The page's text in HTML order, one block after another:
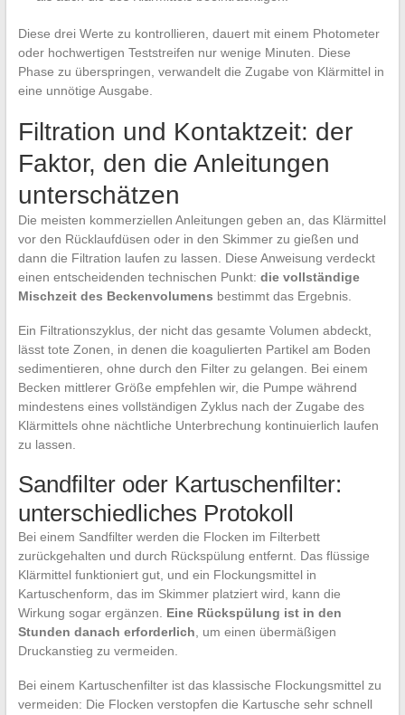
Diese drei Werte zu kontrollieren, dauert mit einem Photometer
oder hochwertigen Teststreifen nur wenige Minuten. Diese
Phase zu überspringen, verwandelt die Zugabe von Klärmittel in
eine unnötige Ausgabe.
Filtration und Kontaktzeit: der
Faktor, den die Anleitungen
unterschätzen
Die meisten kommerziellen Anleitungen geben an, das Klärmittel
vor den Rücklaufdüsen oder in den Skimmer zu gießen und
dann die Filtration laufen zu lassen. Diese Anweisung verdeckt
einen entscheidenden technischen Punkt: die vollständige
Mischzeit des Beckenvolumens bestimmt das Ergebnis.
Ein Filtrationszyklus, der nicht das gesamte Volumen abdeckt,
lässt tote Zonen, in denen die koagulierten Partikel am Boden
sedimentieren, ohne durch den Filter zu gelangen. Bei einem
Becken mittlerer Größe empfehlen wir, die Pumpe während
mindestens eines vollständigen Zyklus nach der Zugabe des
Klärmittels ohne nächtliche Unterbrechung kontinuierlich laufen
zu lassen.
Sandfilter oder Kartuschenfilter:
unterschiedliches Protokoll
Bei einem Sandfilter werden die Flocken im Filterbett
zurückgehalten und durch Rückspülung entfernt. Das flüssige
Klärmittel funktioniert gut, und ein Flockungsmittel in
Kartuschenform, das im Skimmer platziert wird, kann die
Wirkung sogar ergänzen. Eine Rückspülung ist in den
Stunden danach erforderlich , um einen übermäßigen
Druckanstieg zu vermeiden.
Bei einem Kartuschenfilter ist das klassische Flockungsmittel zu
vermeiden: Die Flocken verstopfen die Kartusche sehr schnell